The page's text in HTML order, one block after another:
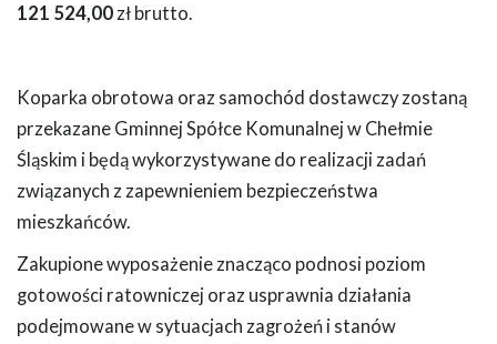
121 524,00 zł brutto.
Koparka obrotowa oraz samochód dostawczy zostaną
przekazane Gminnej Spółce Komunalnej w Chełmie
Śląskim i będą wykorzystywane do realizacji zadań
związanych z zapewnieniem bezpieczeństwa
mieszkańców.
Zakupione wyposażenie znacząco podnosi poziom
gotowości ratowniczej oraz usprawnia działania
podejmowane w sytuacjach zagrożeń i stanów